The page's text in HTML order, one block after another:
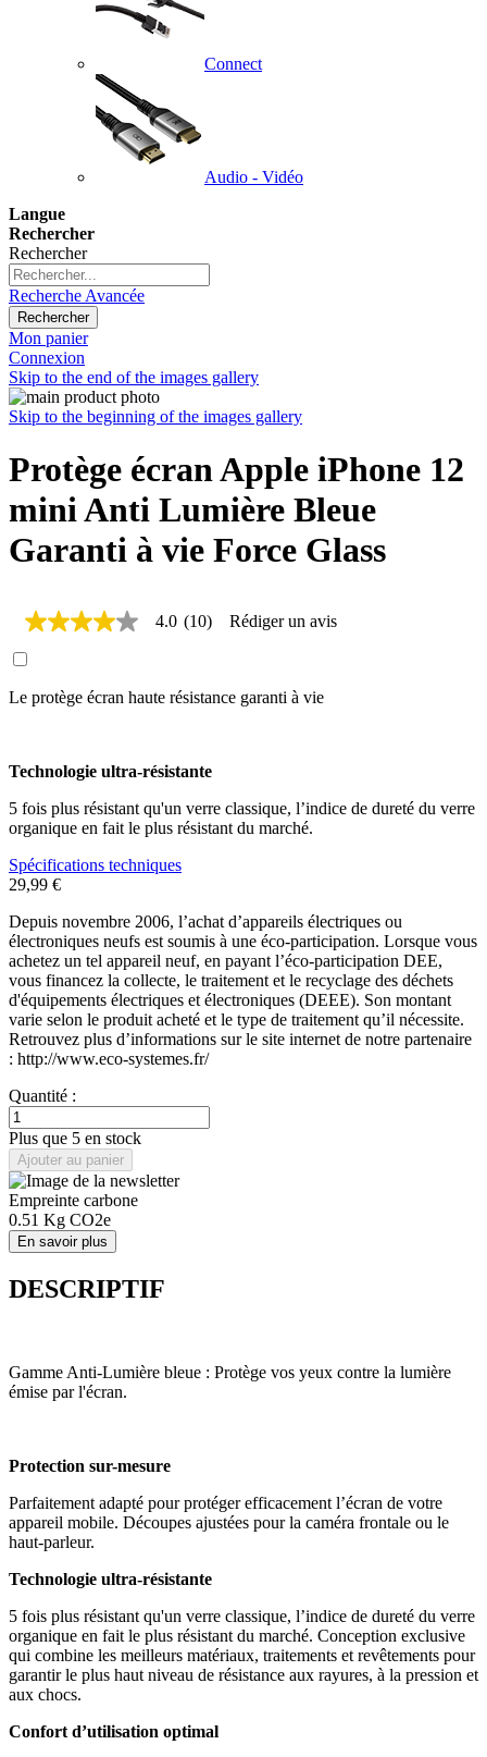
Connect
Audio - Vidéo
Langue
Rechercher
Rechercher
Recherche Avancée
Rechercher
Mon panier
Connexion
Skip to the end of the images gallery
Skip to the beginning of the images gallery
Protège écran Apple iPhone 12
mini Anti Lumière Bleue
Garanti à vie Force Glass
4.0
sur
valeur
moyenne.
10
Reviews.
Lien
sur
la
même
4.0 (10) Rédiger un avis
Le protège écran haute résistance garanti à vie
Technologie ultra-résistante
5 fois plus résistant qu'un verre classique, l’indice de dureté du verre
organique en fait le plus résistant du marché.
Spécifications techniques
29,99 €
Depuis novembre 2006, l’achat d’appareils électriques ou
électroniques neufs est soumis à une éco-participation. Lorsque vous
achetez un tel appareil neuf, en payant l’éco-participation DEE,
vous financez la collecte, le traitement et le recyclage des déchets
d'équipements électriques et électroniques (DEEE). Son montant
varie selon le produit acheté et le type de traitement qu’il nécessite.
Retrouvez plus d’informations sur le site internet de notre partenaire
: http://www.eco-systemes.fr/
Quantité :
Plus que 5 en stock
Ajouter au panier
Empreinte carbone
0.51 Kg CO2e
En savoir plus
DESCRIPTIF
Gamme Anti-Lumière bleue : Protège vos yeux contre la lumière
émise par l'écran.
Protection sur-mesure
Parfaitement adapté pour protéger efficacement l’écran de votre
appareil mobile. Découpes ajustées pour la caméra frontale ou le
haut-parleur.
Technologie ultra-résistante
5 fois plus résistant qu'un verre classique, l’indice de dureté du verre
organique en fait le plus résistant du marché. Conception exclusive
qui combine les meilleurs matériaux, traitements et revêtements pour
garantir le plus haut niveau de résistance aux rayures, à la pression et
aux chocs.
Confort d’utilisation optimal